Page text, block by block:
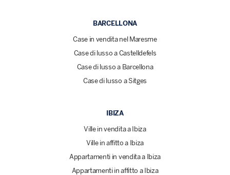
BARCELLONA
Case in vendita nel Maresme
Case di lusso a Castelldefels
Case di lusso a Barcellona
Case di lusso a Sitges
IBIZA
Ville in vendita a Ibiza
Ville in affitto a Ibiza
Appartamenti in vendita a Ibiza
Appartamenti in affitto a Ibiza